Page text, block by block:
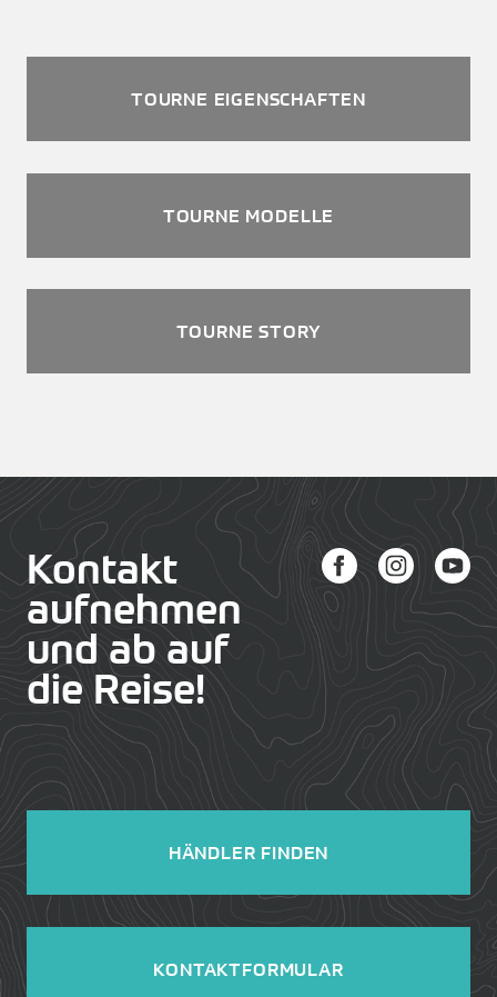
TOURNE EIGENSCHAFTEN
TOURNE MODELLE
TOURNE STORY
Kontakt
aufnehmen
und ab auf
die Reise!
HÄNDLER FINDEN
KONTAKTFORMULAR